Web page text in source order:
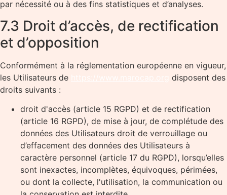
par nécessité ou à des fins statistiques et d’analyses.
7.3 Droit d’accès, de rectification
et d’opposition
Conformément à la réglementation européenne en vigueur,
les Utilisateurs de
disposent des
droits suivants :
droit d'accès (article 15 RGPD) et de rectification
(article 16 RGPD), de mise à jour, de complétude des
données des Utilisateurs droit de verrouillage ou
d’effacement des données des Utilisateurs à
caractère personnel (article 17 du RGPD), lorsqu’elles
sont inexactes, incomplètes, équivoques, périmées,
ou dont la collecte, l'utilisation, la communication ou